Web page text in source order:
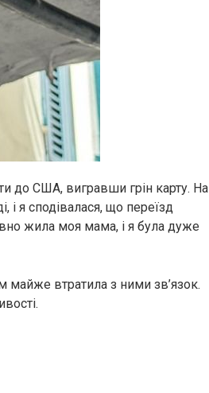
до США, вигравши грін карту. На
і я сподівалася, що переїзд
жила моя мама, і я була дуже
майже втратила з ними зв’язок.